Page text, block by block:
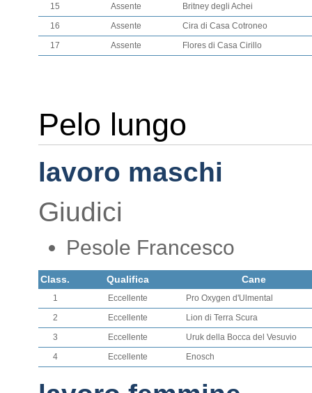
15
Assente
Britney degli Achei
16
Assente
Cira di Casa Cotroneo
17
Assente Flores di Casa Cirillo
Pelo lungo
lavoro maschi
Giudici
Pesole Francesco
Class. Qualifica Cane
1 Eccellente
Pro Oxygen d'Ulmental
2
Eccellente
Lion di Terra Scura
3
Eccellente
Uruk della Bocca del Vesuvio
4
Eccellente Enosch